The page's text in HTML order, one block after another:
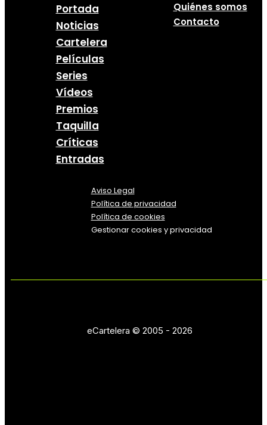
Portada
Noticias
Cartelera
Películas
Series
Vídeos
Premios
Taquilla
Críticas
Entradas
Quiénes somos
Contacto
Aviso Legal
Política de privacidad
Política de cookies
Gestionar cookies y privacidad
eCartelera © 2005 - 2026